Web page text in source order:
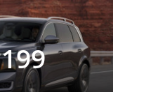
199